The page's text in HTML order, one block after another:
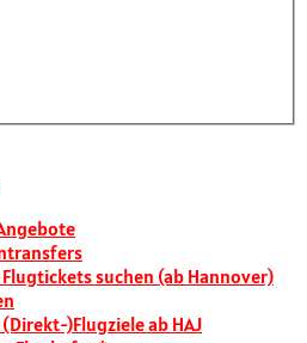
suchen (ab Hannover)
)Flugziele ab HAJ